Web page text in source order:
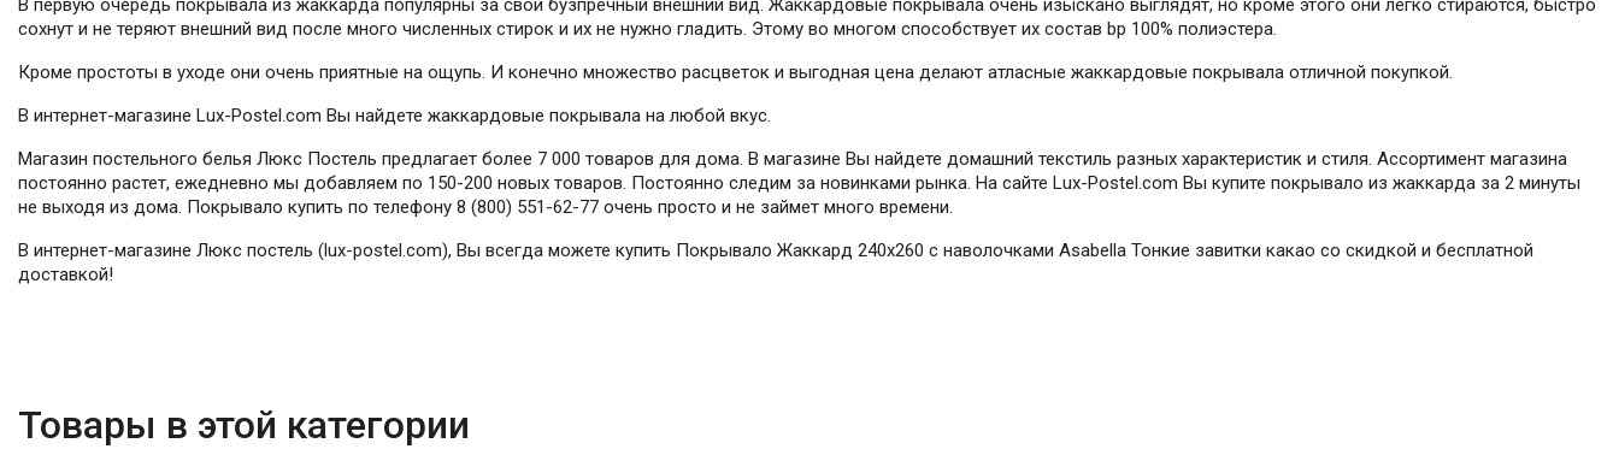
В первую очередь покрывала из жаккарда популярны за свой бузпречный внешний вид. Жаккардовые покрывала очень изыскано выглядят, но кроме этого они легко стираются, быстро
сохнут и не теряют внешний вид после много численных стирок и их не нужно гладить. Этому во многом способствует их состав bp 100% полиэстера.
Кроме простоты в уходе они очень приятные на ощупь. И конечно множество расцветок и выгодная цена делают атласные жаккардовые покрывала отличной покупкой.
В интернет-магазине Lux-Postel.com Вы найдете жаккардовые покрывала на любой вкус.
Магазин постельного белья Люкс Постель предлагает более 7 000 товаров для дома. В магазине Вы найдете домашний текстиль разных характеристик и стиля. Ассортимент магазина
постоянно растет, ежедневно мы добавляем по 150-200 новых товаров. Постоянно следим за новинками рынка. На сайте Lux-Postel.com Вы купите покрывало из жаккарда за 2 минуты
не выходя из дома. Покрывало купить по телефону 8 (800) 551-62-77 очень просто и не займет много времени.
В интернет-магазине Люкс постель (lux-postel.com), Вы всегда можете купить Покрывало Жаккард 240х260 с наволочками Asabella Тонкие завитки какао со скидкой и бесплатной
доставкой!
Товары в этой категории